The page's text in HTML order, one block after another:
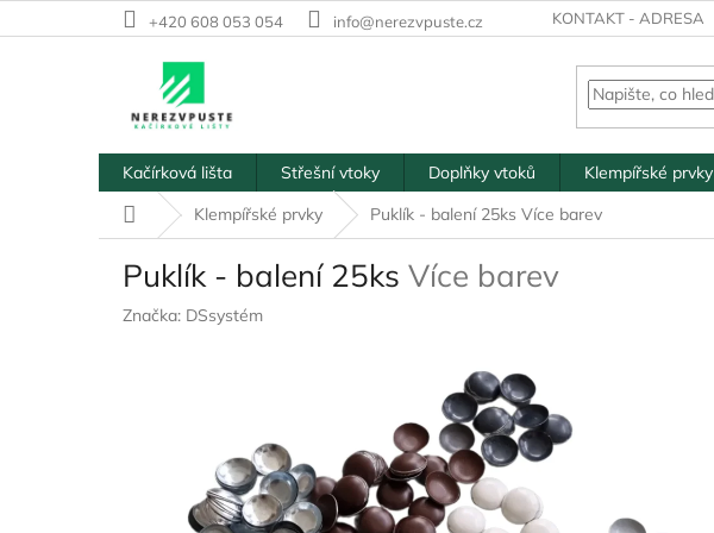
na
+420 608 053 054 info@nerezvpuste.cz KONTAKT - ADRESA
Kačírková lišta Střešní vtoky Doplňky vtoků Klempířské prvky
Domů
Klempířské prvky Puklík - balení 25ks Více barev
Puklík - balení 25ks Více barev
Značka: DSsystém